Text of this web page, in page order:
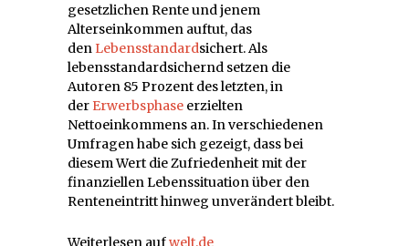
gesetzlichen Rente und jenem
Alterseinkommen auftut, das
den Lebensstandardsichert. Als
lebensstandardsichernd setzen die
Autoren 85 Prozent des letzten, in
der Erwerbsphase erzielten
Nettoeinkommens an. In verschiedenen
Umfragen habe sich gezeigt, dass bei
diesem Wert die Zufriedenheit mit der
finanziellen Lebenssituation über den
Renteneintritt hinweg unverändert bleibt.
Weiterlesen aufwelt.de